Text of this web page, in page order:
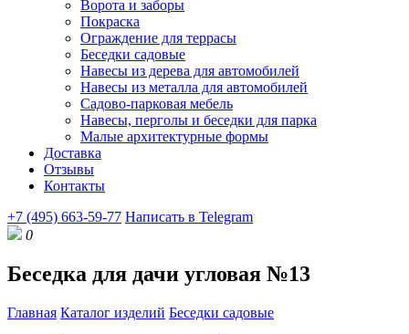
Ворота и заборы
Покраска
Ограждение для террасы
Беседки садовые
Навесы из дерева для автомобилей
Навесы из металла для автомобилей
Садово-парковая мебель
Навесы, перголы и беседки для парка
Малые архитектурные формы
Доставка
Отзывы
Контакты
+7 (495) 663-59-77 Написать в Telegram
0
Беседка для дачи угловая №13
Главная Каталог изделий Беседки садовые